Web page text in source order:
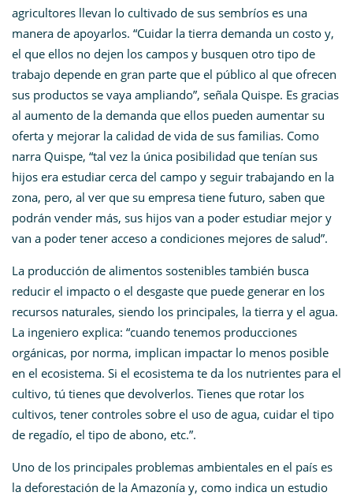
agricultores llevan lo cultivado de sus sembríos es una
manera de apoyarlos. “Cuidar la tierra demanda un costo y,
el que ellos no dejen los campos y busquen otro tipo de
trabajo depende en gran parte que el público al que ofrecen
sus productos se vaya ampliando”, señala Quispe. Es gracias
al aumento de la demanda que ellos pueden aumentar su
oferta y mejorar la calidad de vida de sus familias. Como
narra Quispe, “tal vez la única posibilidad que tenían sus
hijos era estudiar cerca del campo y seguir trabajando en la
zona, pero, al ver que su empresa tiene futuro, saben que
podrán vender más, sus hijos van a poder estudiar mejor y
van a poder tener acceso a condiciones mejores de salud”.
La producción de alimentos sostenibles también busca
reducir el impacto o el desgaste que puede generar en los
recursos naturales, siendo los principales, la tierra y el agua.
La ingeniero explica: “cuando tenemos producciones
orgánicas, por norma, implican impactar lo menos posible
en el ecosistema. Si el ecosistema te da los nutrientes para el
cultivo, tú tienes que devolverlos. Tienes que rotar los
cultivos, tener controles sobre el uso de agua, cuidar el tipo
de regadío, el tipo de abono, etc.”.
Uno de los principales problemas ambientales en el país es
la deforestación de la Amazonía y, como indica un estudio